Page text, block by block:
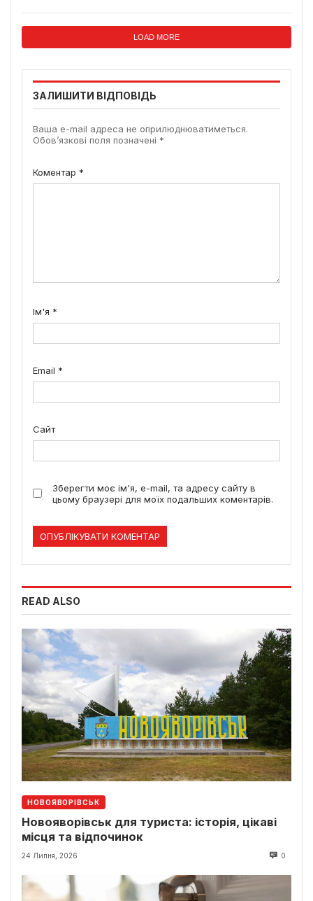
LOAD MORE
ЗАЛИШИТИ ВІДПОВІДЬ
Ваша e-mail адреса не оприлюднюватиметься.
Обов’язкові поля позначені *
Коментар *
Ім'я *
Email *
Сайт
Зберегти моє ім'я, e-mail, та адресу сайту в
цьому браузері для моїх подальших коментарів.
READ ALSO
НОВОЯВОРІВСЬК
Новояворівськ для туриста: історія, цікаві
місця та відпочинок
24 Липня, 2026 0